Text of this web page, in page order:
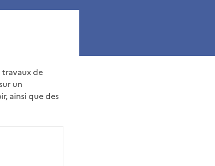
travaux de
un
ainsi que des